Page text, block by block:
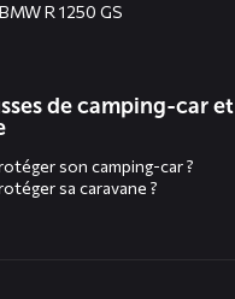
R 1250 GS
de camping-car et
son camping-car ?
sa caravane ?